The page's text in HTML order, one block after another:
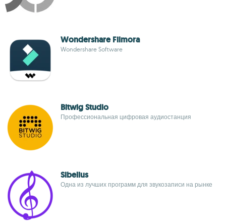
Wondershare Filmora
Wondershare Software
Bitwig Studio
Профессиональная цифровая аудиостанция
Sibelius
Одна из лучших программ для звукозаписи на рынке